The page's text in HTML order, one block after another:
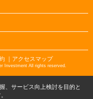
｜アクセスマップ
Investment All rights reserved.
、サービス向上検討を目的と